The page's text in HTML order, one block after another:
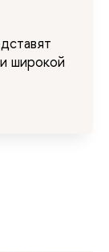
широкой